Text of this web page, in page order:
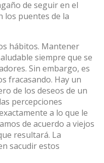
de seguir en el
los puentes de la
hábitos. Mantener
siempre que se
Sin embargo, es
fracasando. Hay un
de los deseos de un
percepciones
a lo que le
de acuerdo a viejos
resultará. La
sacudir estos